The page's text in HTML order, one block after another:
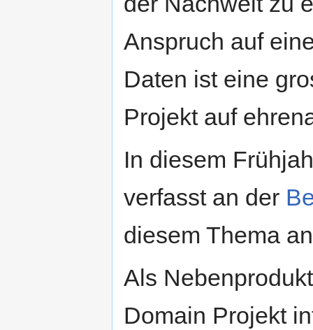
Anspruch auf
Daten ist eine
Projekt auf
In diesem
verfasst an der
diesem Thema
Als
Domain Projekt